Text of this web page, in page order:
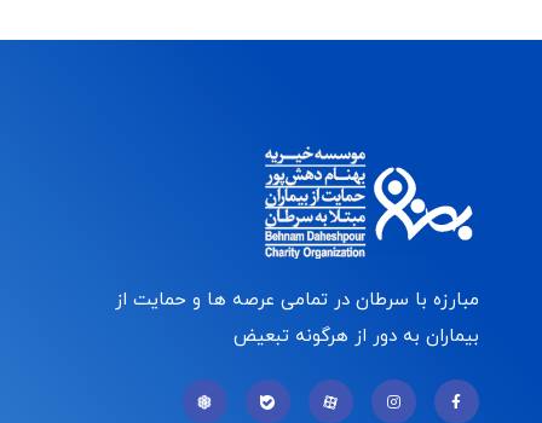
مبارزه با سرطان در تمامی عرصه ها و حمایت از
بیماران به دور از هرگونه تبعیض